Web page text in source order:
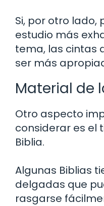
Si, por otro lado,
estudio más
tema, las cintas
ser más
Material de
Otro aspecto
considerar es el
Biblia.
Algunas Biblias
delgadas que
rasgarse